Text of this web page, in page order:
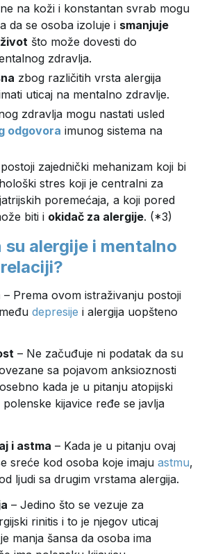
na koži i konstantan svrab mogu
da se osoba izoluje i smanjuje
što može dovesti do
zdravlja.
zbog različitih vrsta alergija
uticaj na mentalno zdravlje.
zdravlja mogu nastati usled
odgovora imunog sistema na
zajednički mehanizam koji bi
stres koji je centralni za
poremećaja, a koji pored
biti i okidač za alergije. (*3)
su alergije i mentalno
– Prema ovom istraživanju postoji
depresije i alergija uopšteno
– Ne začuđuje ni podatak da su
sa pojavom anksioznosti
kada je u pitanju atopijski
kijavice ređe se javlja
i astma – Kada je u pitanju ovaj
sreće kod osoba koje imajuastmu,
ljudi sa drugim vrstama alergija.
– Jedino što se vezuje za
rinitis i to je njegov uticaj
manja šansa da osoba ima